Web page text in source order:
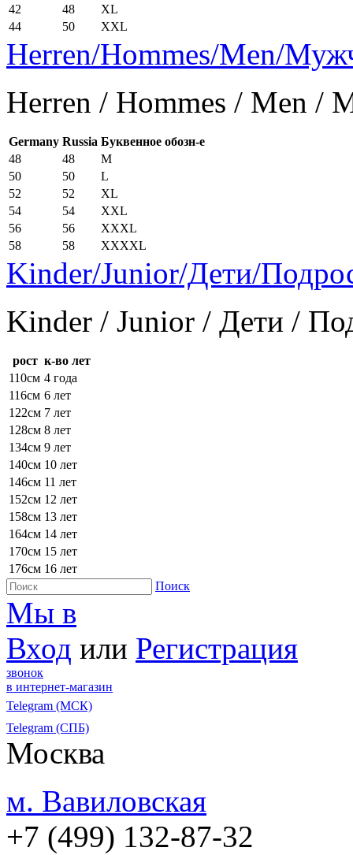
42
48
XL
44
50 XXL
Herren/Hommes/Men/
Herren / Hommes / Men /
Germany Russia Буквенное обозн-е
48
48
M
50
50
L
52
52
XL
54
54
XXL
56
56
XXXL
58
58 XXXXL
Kinder/Junior/Дети/
Kinder / Junior / Дети /
рост к-во лет
110см 4 года
116см 6 лет
122см 7 лет
128см 8 лет
134см 9 лет
140см 10 лет
146см 11 лет
152см 12 лет
158см 13 лет
164см 14 лет
170см 15 лет
176см 16 лет
Поиск
Мы в
Вход или Регистрация
звонок
в интернет-магазин
Telegram (МСК)
Telegram (СПБ)
Москва
м. Вавиловская
+7 (499) 132-87-32